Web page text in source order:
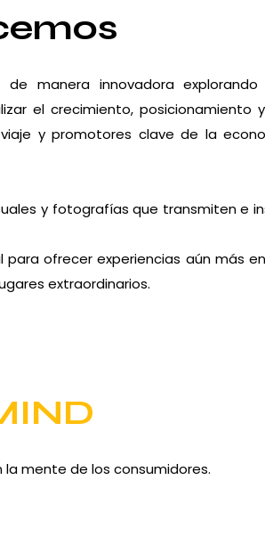
manera innovadora
el crecimiento, posicionamiento
y promotores clave de la
y fotografías que transmiten e
ofrecer experiencias aún más
extraordinarios.
mente de los consumidores.